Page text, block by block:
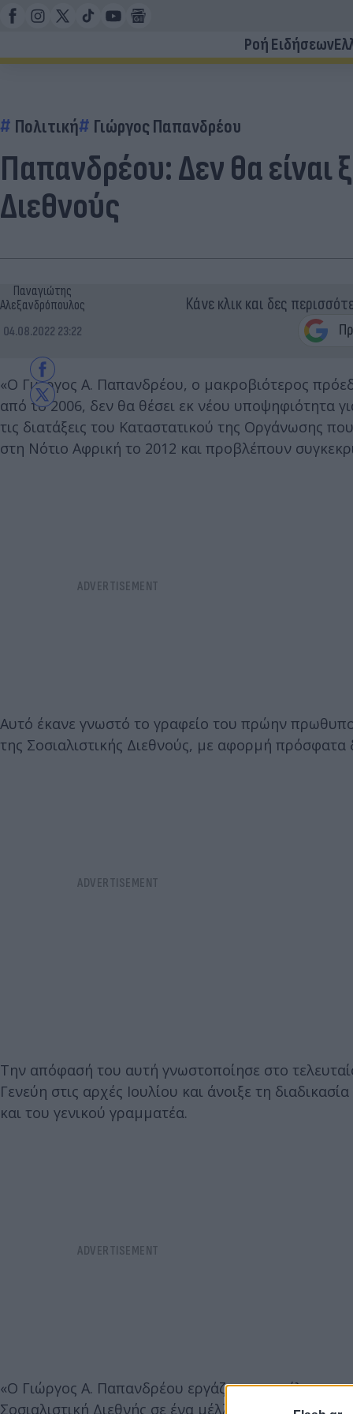
Ροή Ειδήσεων
Πολιτική Γιώργος Παπανδρέου
Παπανδρέου: Δεν θα
Διεθνούς
Παναγιώτης
Αλεξανδρόπουλος
04.08.2022 23:22
Κάνε κλικ και δες
«Ο Γιώργος Α. Παπανδρέου, ο μακροβιότερος
από το 2006, δεν θα θέσει εκ νέου υποψηφιότητα
τις διατάξεις του Καταστατικού της Οργάνωσης
στη Νότιο Αφρική το 2012 και προβλέπουν
Αυτό έκανε γνωστό το γραφείο του πρώην
της Σοσιαλιστικής Διεθνούς, με αφορμή
Την απόφασή του αυτή γνωστοποίησε στο
Γενεύη στις αρχές Ιουλίου και άνοιξε τη
και του γενικού γραμματέα.
«Ο Γιώργος Α. Παπανδρέου εργάζεται με μέλη του
Σοσιαλιστική Διεθνής σε ένα μέλλον που